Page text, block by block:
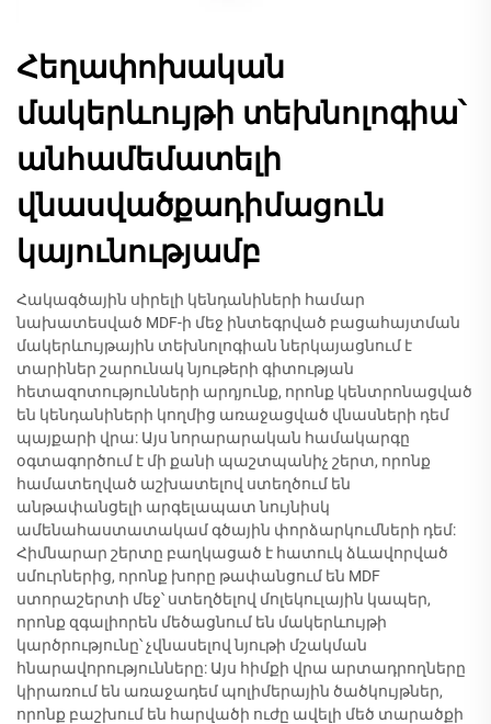
Հեղափոխական
մակերևույթի տեխնոլոգիա՝
անհամեմատելի
վնասվածքադիմացուն
կայունությամբ
Հակագծային սիրելի կենդանիների համար
նախատեսված MDF-ի մեջ ինտեգրված բացահայտման
մակերևույթային տեխնոլոգիան ներկայացնում է
տարիներ շարունակ նյութերի գիտության
հետազոտությունների արդյունք, որոնք կենտրոնացված
են կենդանիների կողմից առաջացված վնասների դեմ
պայքարի վրա: Այս նորարարական համակարգը
օգտագործում է մի քանի պաշտպանիչ շերտ, որոնք
համատեղված աշխատելով ստեղծում են
անթափանցելի արգելապատ նույնիսկ
ամենահաստատակամ գծային փորձարկումների դեմ:
Հիմնարար շերտը բաղկացած է հատուկ ձևավորված
սմուրներից, որոնք խորը թափանցում են MDF
ստորաշերտի մեջ՝ ստեղծելով մոլեկուլային կապեր,
որոնք զգալիորեն մեծացնում են մակերևույթի
կարծրությունը՝ չվնասելով նյութի մշակման
հնարավորությունները: Այս հիմքի վրա արտադրողները
կիրառում են առաջադեմ պոլիմերային ծածկույթներ,
որոնք բաշխում են հարվածի ուժը ավելի մեծ տարածքի